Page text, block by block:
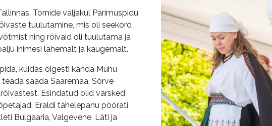
Tornide väljakul Pärimuspidu
tuulutamine, mis oli seekord
ning rõivaid oli tuulutama ja
inimesi lähemalt ja kaugemalt.
kuidas õigesti kanda Muhu
saada Saaremaa, Sõrve
Esindatud olid värsked
Eraldi tähelepanu pöörati
Bulgaaria, Valgevene, Läti ja